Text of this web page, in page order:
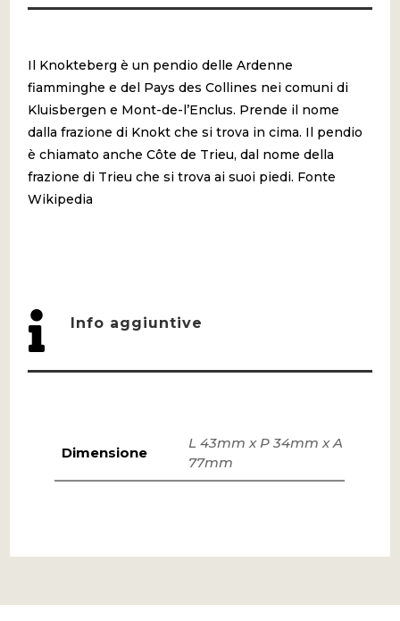
Il Knokteberg è un pendio delle Ardenne
fiamminghe e del Pays des Collines nei comuni di
Kluisbergen e Mont-de-l’Enclus. Prende il nome
dalla frazione di Knokt che si trova in cima. Il pendio
è chiamato anche Côte de Trieu, dal nome della
frazione di Trieu che si trova ai suoi piedi. Fonte
Wikipedia
 Info aggiuntive
Dimensione
L 43mm x P 34mm x A
77mm